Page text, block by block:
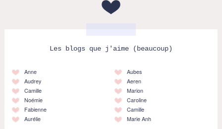
Les blogs que j'aime (beaucoup)
Anne
Audrey
Camille
Noémie
Fabienne
Aurélie
Aubes
Aeren
Marion
Caroline
Camille
Marie Anh